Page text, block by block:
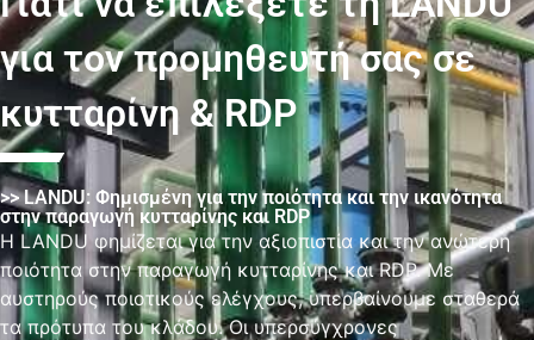
για τον προμηθευτή σας σε
κυτταρίνη & RDP
>> LANDU: Φημισμένη για την ποιότητα και την ικανότητα
στην παραγωγή κυτταρίνης και RDP
Η LANDU φημίζεται για την αξιοπιστία και την ανώτερη
ποιότητα στην παραγωγή κυτταρίνης και RDP. Με
αυστηρούς ποιοτικούς ελέγχους, υπερβαίνουμε σταθερά
τα πρότυπα του κλάδου. Οι υπερσύγχρονες